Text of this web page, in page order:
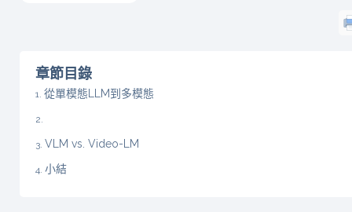
章節目錄
從單模態LLM到多模態
VLM vs. Video-LM
小結